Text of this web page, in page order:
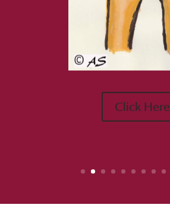
Click Here